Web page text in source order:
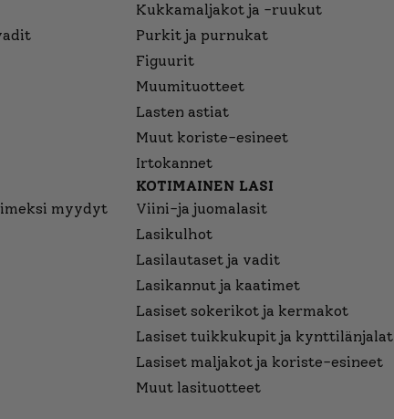
Kukkamaljakot ja -ruukut
Purkit ja purnukat
Figuurit
Muumituotteet
Lasten astiat
Muut koriste-esineet
Irtokannet
myydyt
KOTIMAINEN LASI
Viini-ja juomalasit
Lasikulhot
Lasilautaset ja vadit
Lasikannut ja kaatimet
Lasiset sokerikot ja kermakot
Lasiset tuikkukupit ja kynttilänjalat
Lasiset maljakot ja koriste-esineet
Muut lasituotteet